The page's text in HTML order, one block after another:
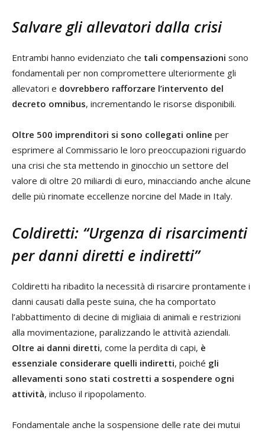
Salvare gli allevatori dalla crisi
Entrambi hanno evidenziato che tali compensazioni sono
fondamentali per non compromettere ulteriormente gli
allevatori e dovrebbero rafforzare l’intervento del
decreto omnibus, incrementando le risorse disponibili.
Oltre 500 imprenditori si sono collegati online per
esprimere al Commissario le loro preoccupazioni riguardo
una crisi che sta mettendo in ginocchio un settore del
valore di oltre 20 miliardi di euro, minacciando anche alcune
delle più rinomate eccellenze norcine del Made in Italy.
Coldiretti: “Urgenza di risarcimenti
per danni diretti e indiretti”
Coldiretti ha ribadito la necessità di risarcire prontamente i
danni causati dalla peste suina, che ha comportato
l’abbattimento di decine di migliaia di animali e restrizioni
alla movimentazione, paralizzando le attività aziendali.
Oltre ai danni diretti, come la perdita di capi, è
essenziale considerare quelli indiretti, poiché gli
allevamenti sono stati costretti a sospendere ogni
attività, incluso il ripopolamento.
Fondamentale anche la sospensione delle rate dei mutui